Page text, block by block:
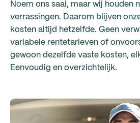
Noem ons saai, maar wij houden
verrassingen. Daarom blijven
kosten altijd hetzelfde. Geen
variabele rentetarieven of
gewoon dezelfde vaste kosten,
Eenvoudig en overzichtelijk.